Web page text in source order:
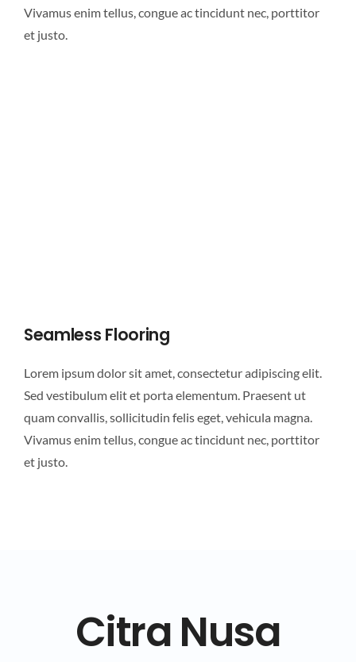
Vivamus enim tellus, congue ac tincidunt nec, porttitor
et justo.
Seamless Flooring
Lorem ipsum dolor sit amet, consectetur adipiscing elit.
Sed vestibulum elit et porta elementum. Praesent ut
quam convallis, sollicitudin felis eget, vehicula magna.
Vivamus enim tellus, congue ac tincidunt nec, porttitor
et justo.
Citra Nusa